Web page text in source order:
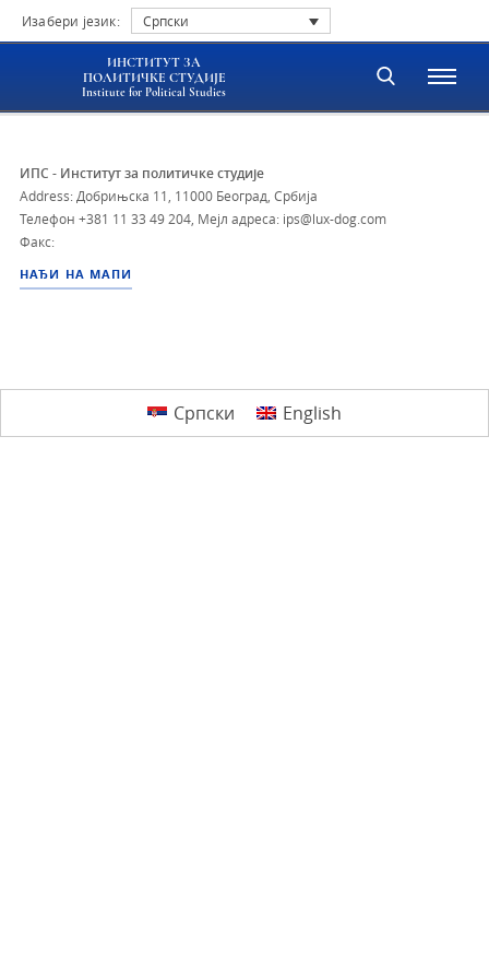
Изабери језик: Српски
ИНСТИТУТ ЗА
ПОЛИТИЧКЕ СТУДИЈЕ
Institute for Political Studies
ИПС - Институт за политичке студије
Address: Добрињска 11, 11000 Београд, Србија
Телефон +381 11 33 49 204 Мејл адреса: ips@lux-dog.com
Факс:
НАЂИ НА МАПИ
Српски English